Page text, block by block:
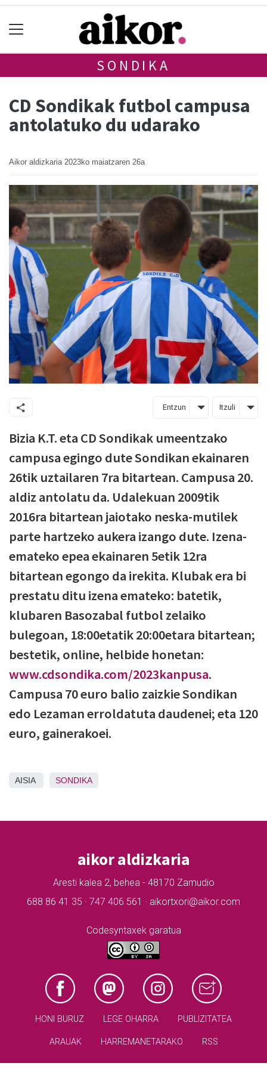
SONDIKA
CD Sondikak futbol campusa
antolatuko du udarako
Aikor aldizkaria 2023ko maiatzaren 26a
Entzun Itzuli
Bizia K.T. eta CD Sondikak umeentzako
campusa egingo dute Sondikan ekainaren
26tik uztailaren 7ra bitartean. Campusa 20.
aldiz antolatu da. Udalekuan 2009tik
2016ra bitartean jaiotako neska-mutilek
parte hartzeko aukera izango dute. Izena-
emateko epea ekainaren 5etik 12ra
bitartean egongo da irekita. Klubak era bi
prestatu ditu izena emateko: batetik,
klubaren Basozabal futbol zelaiko
bulegoan, 18:00etatik 20:00etara bitartean;
bestetik, online, helbide honetan:
www.cdsondika.com/2023kanpusa.
Campusa 70 euro balio zaizkie Sondikan
edo Lezaman erroldatuta daudenei; eta 120
euro, gainerakoei.
AISIA SONDIKA
aikor aldizkaria
Aresti kalea 2, behea - 48170 Zamudio
688 86 41 35 · 747 406 561 · aikortxori@aikor.com
Codesyntaxek garatua
HONI BURUZ LEGE OHARRA PUBLIZITATEA
ARAUAK HARREMANETARAKO RSS